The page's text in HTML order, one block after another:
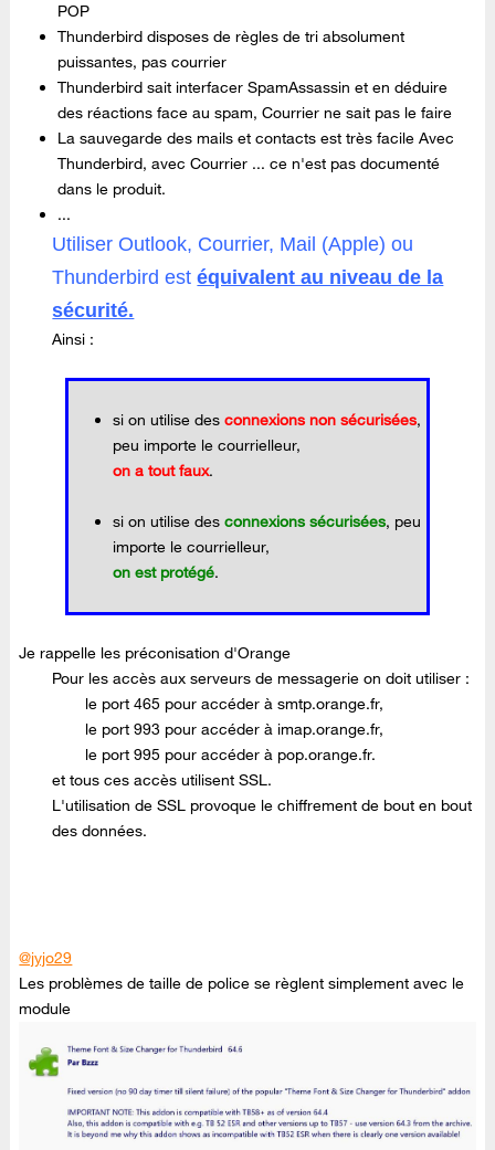
POP
Thunderbird disposes de règles de tri absolument
puissantes, pas courrier
Thunderbird sait interfacer SpamAssassin et en déduire
des réactions face au spam, Courrier ne sait pas le faire
La sauvegarde des mails et contacts est très facile Avec
Thunderbird, avec Courrier ... ce n'est pas documenté
dans le produit.
...
Utiliser Outlook, Courrier, Mail (Apple) ou
Thunderbird estéquivalent au niveau de la
sécurité.
Ainsi :
si on utilise des connexions non sécurisées,
peu importe le courrielleur,
on a tout faux.
si on utilise des connexions sécurisées, peu
importe le courrielleur,
on est protégé.
Je rappelle les préconisation d'Orange
Pour les accès aux serveurs de messagerie on doit utiliser :
le port 465 pour accéder à smtp.orange.fr,
le port 993 pour accéder à imap.orange.fr,
le port 995 pour accéder à pop.orange.fr.
et tous ces accès utilisent SSL.
L'utilisation de SSL provoque le chiffrement de bout en bout
des données.
@jyjo29
Les problèmes de taille de police se règlent simplement avec le
module